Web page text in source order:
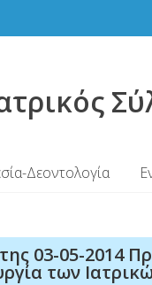
Δεοντολογία
03-05-2014
των